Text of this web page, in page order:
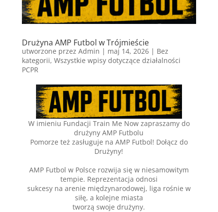
Drużyna AMP Futbol w Trójmieście
utworzone przez Admin | maj 14, 2026| Bez
kategorii, Wszystkie wpisy dotyczące działalności
PCPR
W imieniu Fundacji Train Me Now zapraszamy do
drużyny AMP Futbolu
Pomorze też zasługuje na AMP Futbol! Dołącz do
Drużyny!
AMP Futbol w Polsce rozwija się w niesamowitym
tempie. Reprezentacja odnosi
sukcesy na arenie międzynarodowej, liga rośnie w
siłę, a kolejne miasta
tworzą swoje drużyny.